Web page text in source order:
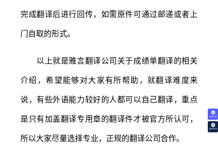
免费试译
翻译价格
完成翻译后进行回传，如需原件可通过邮递或者上
门自取的形式。
以上就是雅言翻译公司关于成绩单翻译的相关
介绍，希望能够对大家有所帮助，就翻译难度来
说，有些外语能力较好的人都可以自己翻译，重点
是只有加盖翻译专用章的翻译件才被官方所认可，
所以大家尽量选择专业，正规的翻译公司合作。